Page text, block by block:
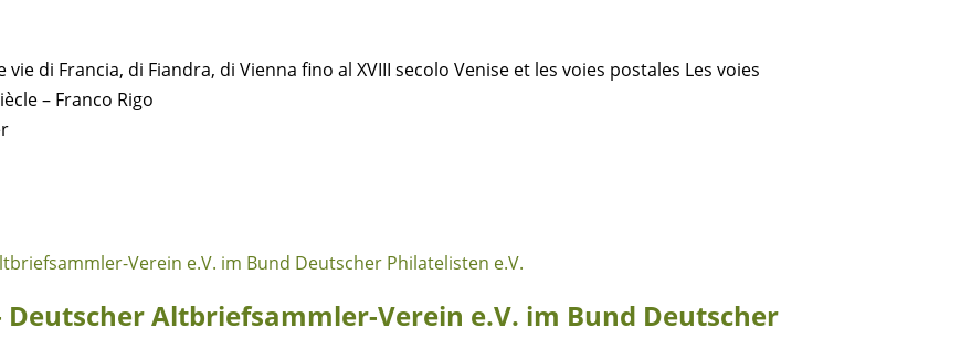
vie di Francia, di Fiandra, di Vienna fino al XVIII secolo Venise et les voies postales Les voies
– Franco Rigo
Altbriefsammler-Verein e.V. im Bund Deutscher